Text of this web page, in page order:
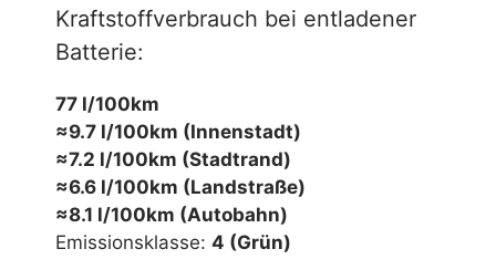
Kraftstoffverbrauch bei entladener
Batterie:
77 l/100km
≈9.7 l/100km (Innenstadt)
≈7.2 l/100km (Stadtrand)
≈6.6 l/100km (Landstraße)
≈8.1 l/100km (Autobahn)
Emissionsklasse: 4 (Grün)